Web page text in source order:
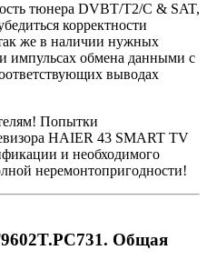
тюнера DVBT/T2/C & SAT,
корректности
же в наличии нужных
импульсах обмена данными с
выводах
Попытки
HAIER 43 SMART TV
и необходимого
неремонтопригодности!
Общая